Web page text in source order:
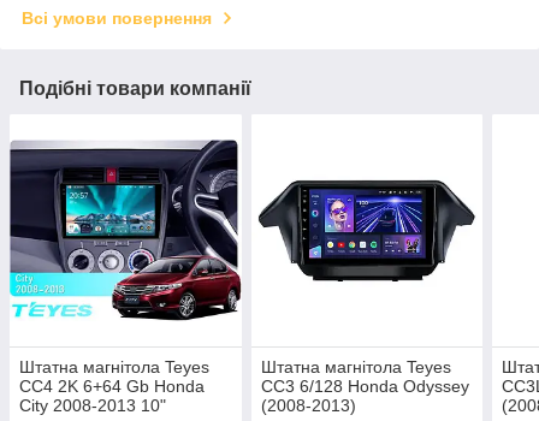
Всі умови повернення
Подібні товари компанії
Штатна магнітола Teyes
CC4 2K 6+64 Gb Honda
City 2008-2013 10"
Штатна магнітола Teyes
CC3 6/128 Honda Odyssey
(2008-2013)